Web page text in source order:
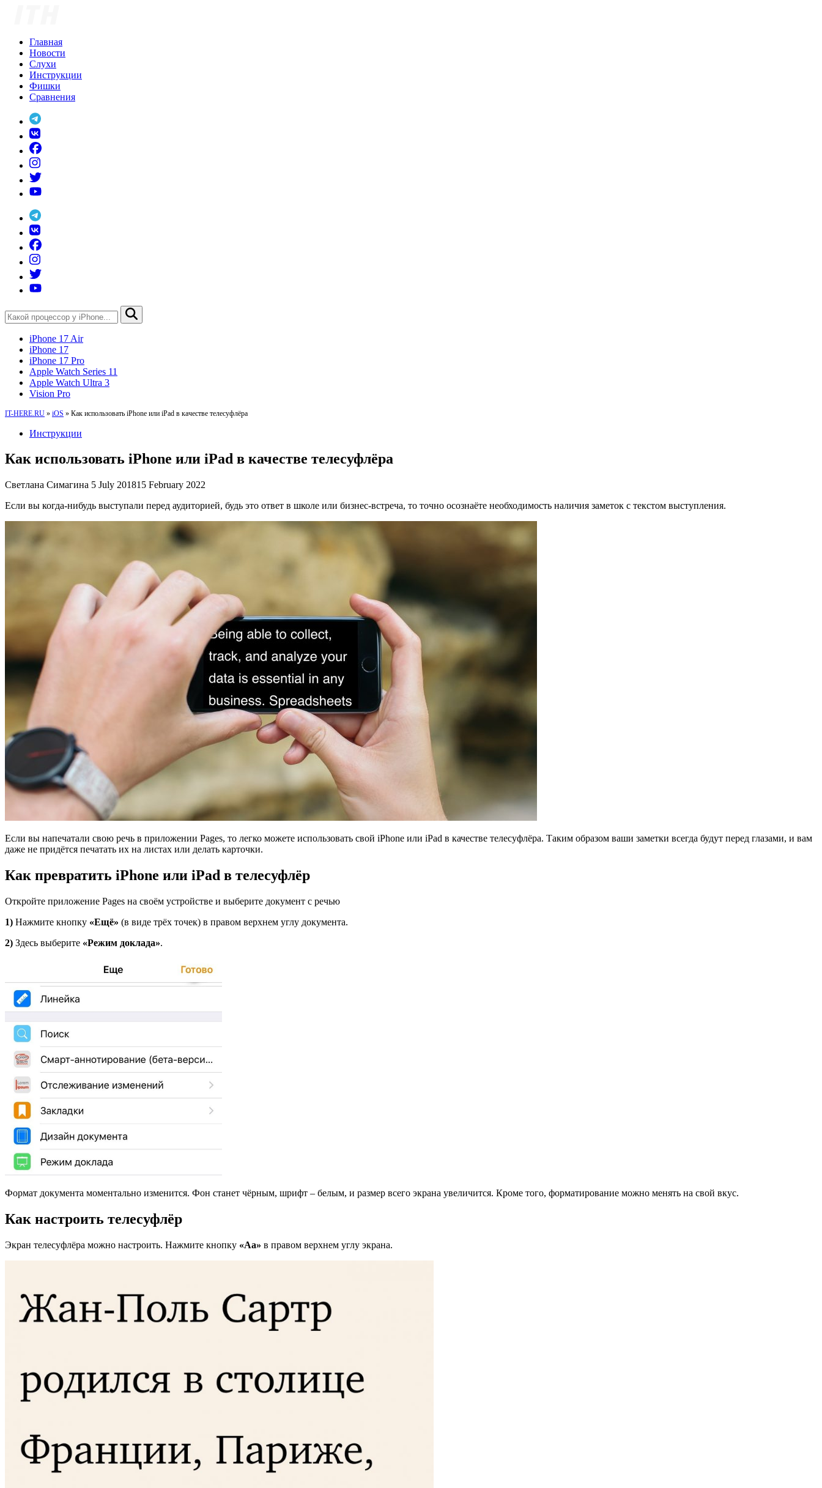
Главная
Новости
Слухи
Инструкции
Фишки
Сравнения
iPhone 17 Air
iPhone 17
iPhone 17 Pro
Apple Watch Series 11
Apple Watch Ultra 3
Vision Pro
IT-HERE.RU » iOS » Как использовать iPhone или iPad в качестве телесуфлёра
Инструкции
Как использовать iPhone или iPad в качестве телесуфлёра
Светлана Симагина 5 July 201815 February 2022
Если вы когда-нибудь выступали перед аудиторией, будь это ответ в школе или бизнес-встреча, то точно осознаёте необходимость наличия заметок с текстом выступления.
Если вы напечатали свою речь в приложении Pages, то легко можете использовать свой iPhone или iPad в качестве телесуфлёра. Таким образом ваши заметки всегда будут перед глазами, и вам
даже не придётся печатать их на листах или делать карточки.
Как превратить iPhone или iPad в телесуфлёр
Откройте приложение Pages на своём устройстве и выберите документ с речью
1) Нажмите кнопку «Ещё» (в виде трёх точек) в правом верхнем углу документа.
2) Здесь выберите «Режим доклада».
Формат документа моментально изменится. Фон станет чёрным, шрифт – белым, и размер всего экрана увеличится. Кроме того, форматирование можно менять на свой вкус.
Как настроить телесуфлёр
Экран телесуфлёра можно настроить. Нажмите кнопку «Aa» в правом верхнем углу экрана.